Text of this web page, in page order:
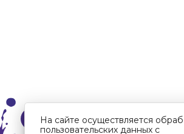
На сайте осуществляется
пользовательских данных с